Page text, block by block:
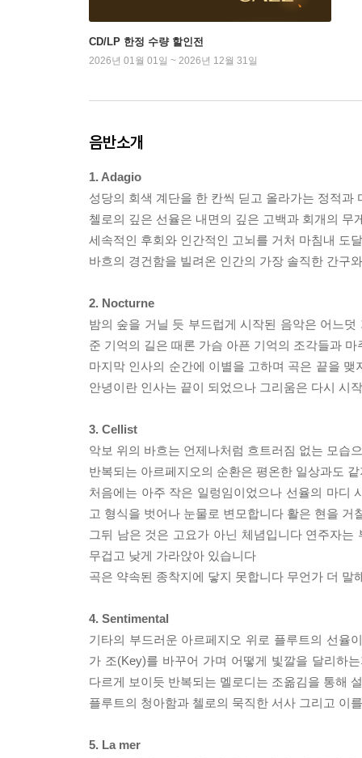
CD/LP 한정 수량 할인전
2026년 01월 01일 ~ 2026년 12월 31일
음반소개
1. Adagio
성당의 회색 계단을 한 칸씩 딛고 올라가는 정적
첼로의 깊은 선율은 내면의 깊은 고백과 회개의 무
세속적인 후회와 인간적인 고뇌를 거처 마침내 도
바흐의 경건함을 빌려온 인간의 가장 솔직한 간구
2. Nocturne
밤의 숲을 거닐 듯 부드럽게 시작된 음악은 어느
준 기억의 길은 때론 가슴 아픈 기억의 조각들과 마
마지막 인사의 순간에 이별을 고하며 곡은 끝을
안녕이란 인사는 끝이 되었으나 그리움은 다시 시
3. Cellist
악보 위의 바흐는 언제나처럼 흐트러짐 없는 모습
반복되는 아르페지오의 순환은 평온한 일상과도
처음에는 아주 작은 일렁임이었으나 선율의 마디
고 형식을 벗어나 눈물로 변모합니다 활은 현을
그뒤 남은 것은 고요가 아닌 체념입니다 연주자
무겁고 낮게 가라앉아 있습니다
곡은 약속된 종착지에 닿지 못합니다 무언가 더
4. Sentimental
기타의 부드러운 아르페지오 위로 플루트의 선율
가 조(Key)를 바꾸어 가며 어떻게 빛깔을 달리하
다르게 보이듯 반복되는 멜로디는 조옮김을 통해
플루트의 청아함과 첼로의 묵직한 서사 그리고 이
5. La mer